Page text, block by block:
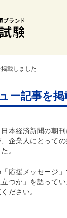
載しました
ー記事を
本経済新聞の朝
企業人にとって
。
応援メッセージ
つか」を語って
ださい。